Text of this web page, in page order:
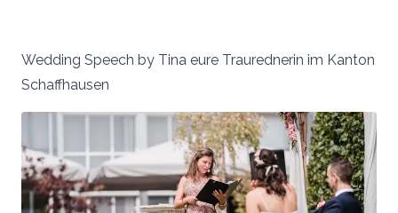
Wedding Speech by Tina eure Traurednerin im Kanton
Schaffhausen